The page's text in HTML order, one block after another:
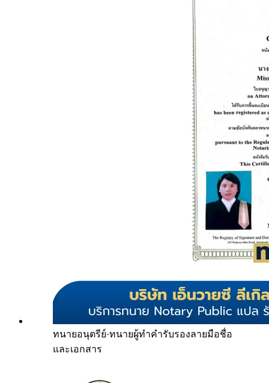
ทนายอนุตรีย์·ทนายผู้ทำคำรับรองลายมือชื่อ
และเอกสาร